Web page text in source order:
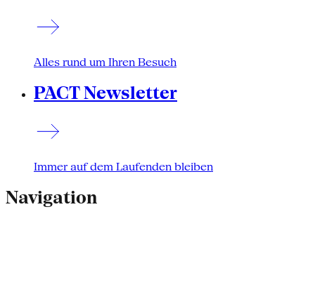
Alles rund um Ihren Besuch
PACT Newsletter
Immer auf dem Laufenden bleiben
Navigation